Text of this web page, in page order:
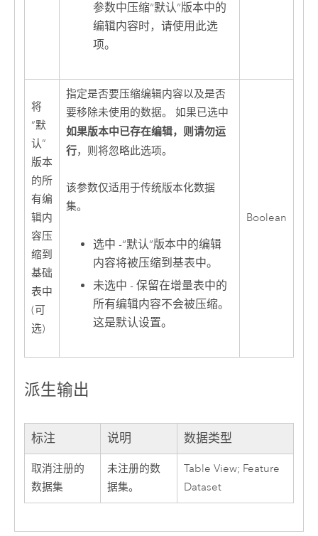
参数中压缩“默认”版本中的
编辑内容时，请使用此选
项。
将
“默
认”
版本
的所
有编
辑内
容压
缩到
基础
表中
(可
选)
指定是否要压缩编辑内容以及是否
要移除未使用的数据。 如果已选中
如果版本中已存在编辑，则请勿运
行，则将忽略此选项。
该参数仅适用于传统版本化数据
集。
选中 -“默认”版本中的编辑
内容将被压缩到基表中。
未选中 - 保留在增量表中的
所有编辑内容不会被压缩。
这是默认设置。
Boolean
派生输出
标注 说明 数据类型
取消注册的
数据集
未注册的数
据集。
Table View; Feature
Dataset